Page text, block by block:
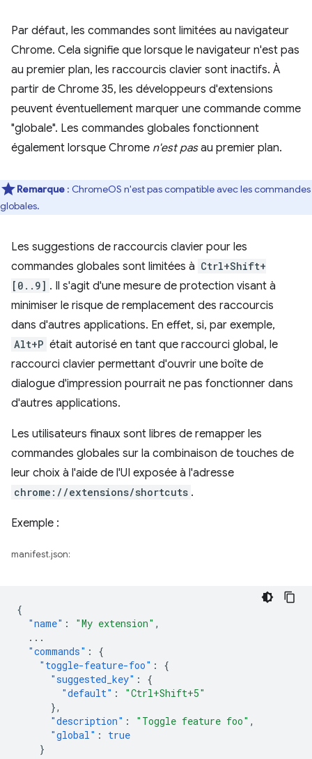
Par défaut, les commandes sont limitées au navigateur
Chrome. Cela signifie que lorsque le navigateur n'est pas
au premier plan, les raccourcis clavier sont inactifs. À
partir de Chrome 35, les développeurs d'extensions
peuvent éventuellement marquer une commande comme
"globale". Les commandes globales fonctionnent
également lorsque Chrome n'est pasau premier plan.
Remarque : ChromeOS n'est pas compatible avec les commandes
globales.
Les suggestions de raccourcis clavier pour les
commandes globales sont limitées à Ctrl+Shift+
[0..9] . Il s'agit d'une mesure de protection visant à
minimiser le risque de remplacement des raccourcis
dans d'autres applications. En effet, si, par exemple,
Alt+P était autorisé en tant que raccourci global, le
raccourci clavier permettant d'ouvrir une boîte de
dialogue d'impression pourrait ne pas fonctionner dans
d'autres applications.
Les utilisateurs finaux sont libres de remapper les
commandes globales sur la combinaison de touches de
leur choix à l'aide de l'UI exposée à l'adresse
chrome://extensions/shortcuts .
Exemple :
manifest.json:
{
"name" : "My extension" ,
...
"commands" :
{
"toggle-feature-foo" :
{
"suggested_key" :
{
"default" :
"Ctrl+Shift+5"
},
"description" : "Toggle feature foo" ,
"global" :
true
}